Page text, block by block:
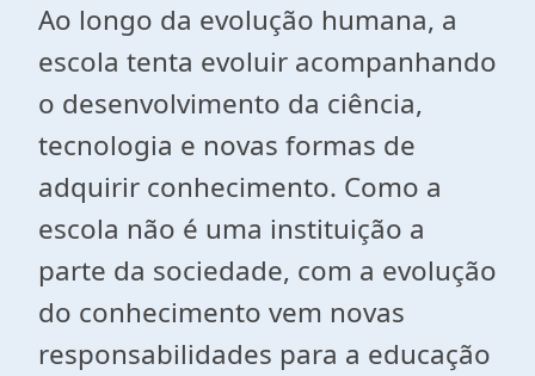
Ao longo da evolução humana, a
escola tenta evoluir acompanhando
o desenvolvimento da ciência,
tecnologia e novas formas de
adquirir conhecimento. Como a
escola não é uma instituição a
parte da sociedade, com a evolução
do conhecimento vem novas
responsabilidades para a educação